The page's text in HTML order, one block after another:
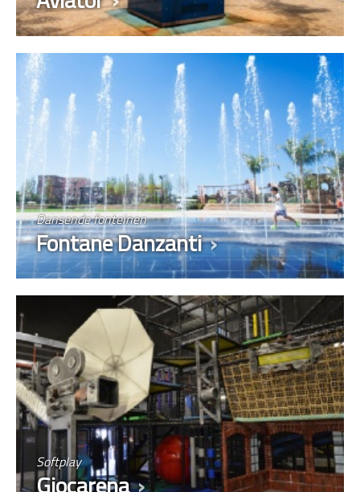
Dansende fonteinen
Fontane Danzanti
Softplay